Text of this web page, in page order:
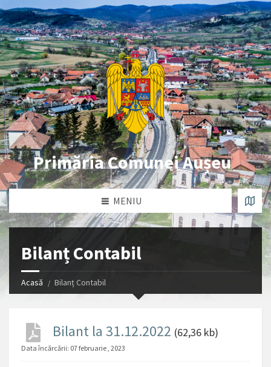
Primăria Comunei Aușeu
MENIU
Bilanț Contabil
Acasă Bilanț Contabil
Bilant la 31.12.2022 (62,36 kb)
Data încărcării: 07 februarie , 2023